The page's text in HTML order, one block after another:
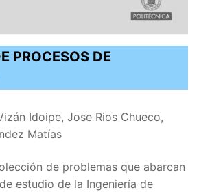
PROCESOS DE
Idoipe, Jose Rios Chueco,
Matías
de problemas que abarcan
estudio de la Ingeniería de